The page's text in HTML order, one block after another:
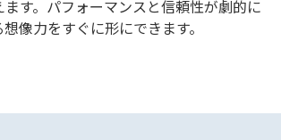
す。パフォーマンスと信頼性が劇的に
像力をすぐに形にできます。